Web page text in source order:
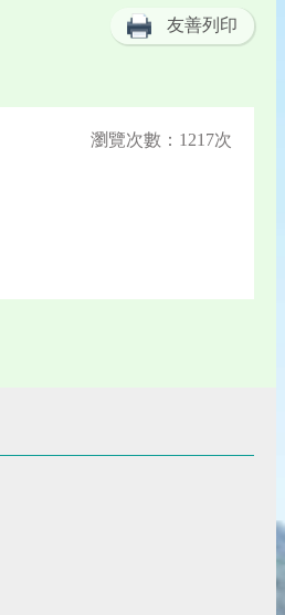
友善列印
瀏覽次數：1217次